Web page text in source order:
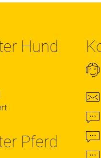
Hund
Pferd